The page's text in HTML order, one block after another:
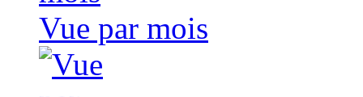
Vue par mois